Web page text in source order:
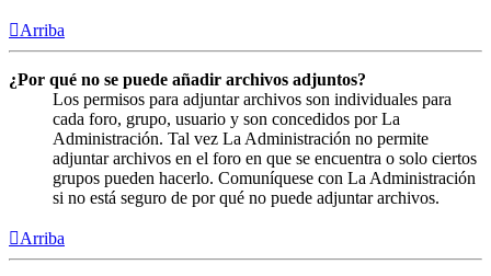
Arriba
¿Por qué no se puede añadir archivos adjuntos?
Los permisos para adjuntar archivos son individuales para
cada foro, grupo, usuario y son concedidos por La
Administración. Tal vez La Administración no permite
adjuntar archivos en el foro en que se encuentra o solo ciertos
grupos pueden hacerlo. Comuníquese con La Administración
si no está seguro de por qué no puede adjuntar archivos.
Arriba